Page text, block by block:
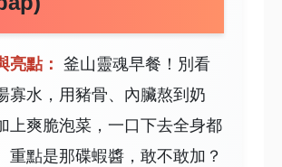
亮點： 釜山靈魂早餐！別看
寡水，用豬骨、內臟熬到奶
上爽脆泡菜，一口下去全身都
重點是那碟蝦醬，敢不敢加？